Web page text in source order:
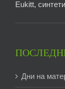
Eukitt,
Дни на